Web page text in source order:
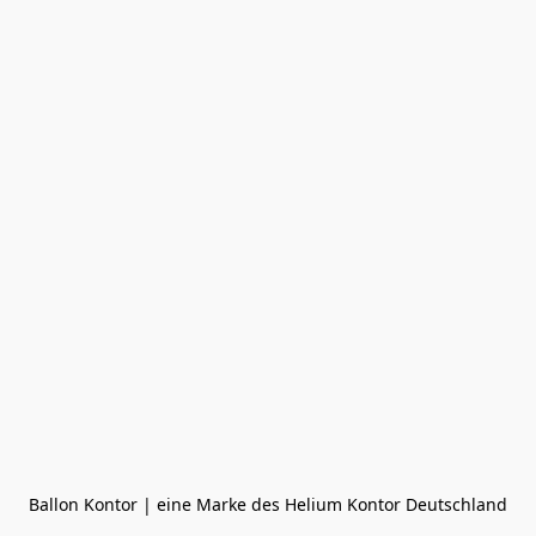
Ballon Kontor | eine Marke des Helium Kontor Deutschland